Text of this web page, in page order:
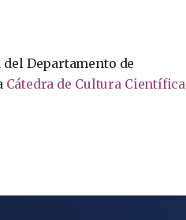
Departamento de
Cátedra de Cultura Científica